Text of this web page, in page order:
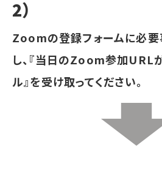
2）
Zoomの登録フォームに必要
し、『当日のZoom参加URL
ル』を受け取ってください。